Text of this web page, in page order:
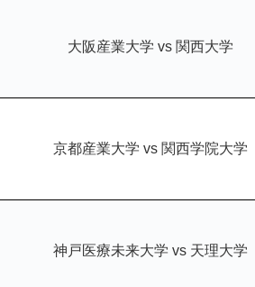
大阪産業大学 vs 関西大学
京都産業大学 vs 関西学院大学
神戸医療未来大学 vs 天理大学